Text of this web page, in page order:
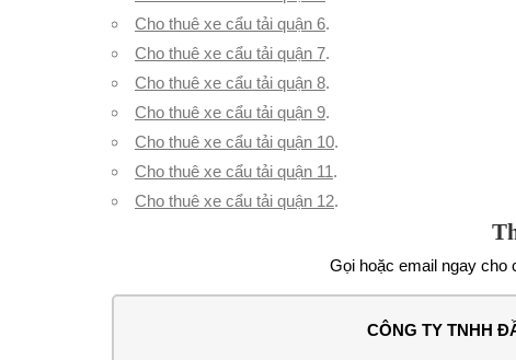
Cho thuê xe cẩu tải quận 6.
Cho thuê xe cẩu tải quận 7.
Cho thuê xe cẩu tải quận 8.
Cho thuê xe cẩu tải quận 9.
Cho thuê xe cẩu tải quận 10.
Cho thuê xe cẩu tải quận 11.
Cho thuê xe cẩu tải quận 12.
Gọi hoặc email ngay cho
CÔNG TY TNHH